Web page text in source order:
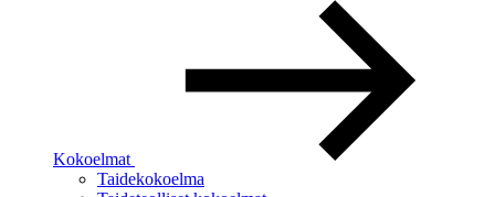
Kokoelmat
Taidekokoelma